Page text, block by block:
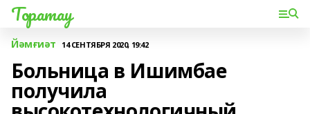
Торатау
Йәмғиәт 14 СЕНТЯБРЯ 2020, 19:42
Больница в Ишимбае
получила